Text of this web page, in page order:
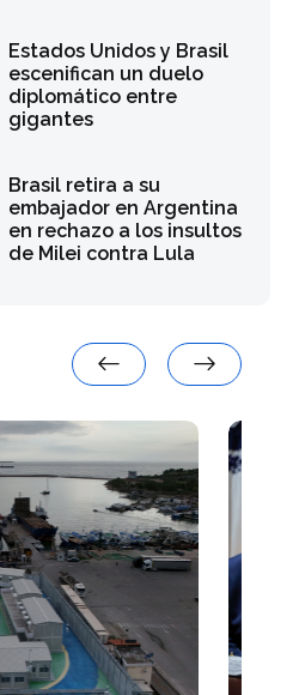
Estados Unidos y Brasil
escenifican un duelo
diplomático entre
gigantes
Brasil retira a su
embajador en Argentina
en rechazo a los insultos
de Milei contra Lula